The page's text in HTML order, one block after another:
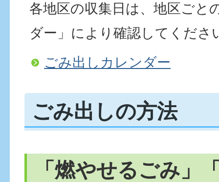
各地区の収集日は、地区ごと
ダー」により確認してくださ
ごみ出しカレンダー
ごみ出しの方法
「燃やせるごみ」